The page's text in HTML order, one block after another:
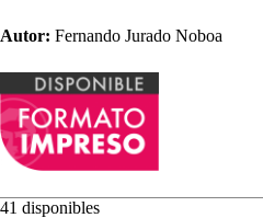
Autor: Fernando Jurado Noboa
41 disponibles